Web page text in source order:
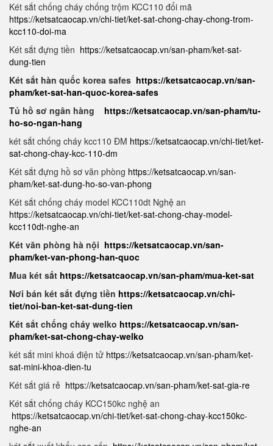
Két sắt chống cháy chống trộm KCC110 đổi mã
https://ketsatcaocap.vn/chi-tiet/ket-sat-chong-chay-chong-trom-
kcc110-doi-ma
Két sắt đựng tiền https://ketsatcaocap.vn/san-pham/ket-sat-
dung-tien
Két sắt hàn quốc korea safes https://ketsatcaocap.vn/san-
pham/ket-sat-han-quoc-korea-safes
Tủ hồ sơ ngân hàng https://ketsatcaocap.vn/san-pham/tu-
ho-so-ngan-hang
két sắt chống cháy kcc110 ĐM https://ketsatcaocap.vn/chi-tiet/ket-
sat-chong-chay-kcc-110-dm
Két sắt đựng hồ sơ văn phòng https://ketsatcaocap.vn/san-
pham/ket-sat-dung-ho-so-van-phong
Két sắt chống cháy model KCC110dt Nghệ an
https://ketsatcaocap.vn/chi-tiet/ket-sat-chong-chay-model-
kcc110dt-nghe-an
Két văn phòng hà nội https://ketsatcaocap.vn/san-
pham/ket-van-phong-han-quoc
Mua két sắt https://ketsatcaocap.vn/san-pham/mua-ket-sat
Nơi bán két sắt đựng tiền https://ketsatcaocap.vn/chi-
tiet/noi-ban-ket-sat-dung-tien
Két sắt chống cháy welko https://ketsatcaocap.vn/san-
pham/ket-sat-chong-chay-welko
két sắt mini khoá điện tử https://ketsatcaocap.vn/san-pham/ket-
sat-mini-khoa-dien-tu
Két sắt giá rẻ https://ketsatcaocap.vn/san-pham/ket-sat-gia-re
Két sắt chống cháy KCC150kc nghệ an
https://ketsatcaocap.vn/chi-tiet/ket-sat-chong-chay-kcc150kc-
nghe-an